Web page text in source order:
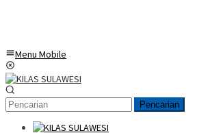
Menu Mobile
Pencarian